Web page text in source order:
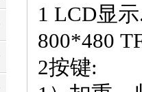
1 LCD显
800*480
2按键: